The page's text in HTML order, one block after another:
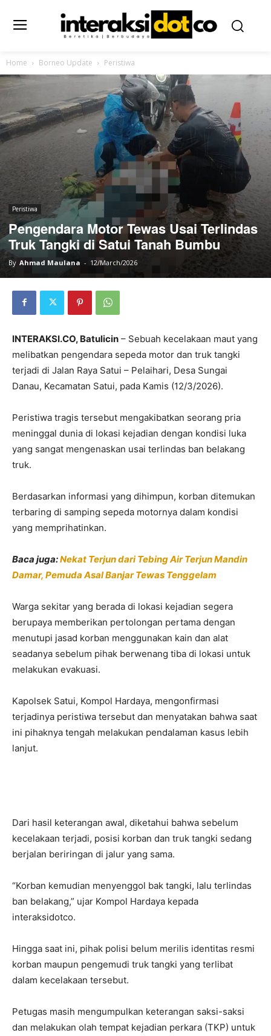
Home Borneo Update Peristiwa
Peristiwa
Pengendara Motor Tewas Usai Terlindas
Truk Tangki di Satui Tanah Bumbu
By Ahmad Maulana - 12/March/2026
INTERAKSI.CO, Batulicin – Sebuah kecelakaan maut yang
melibatkan pengendara sepeda motor dan truk tangki
terjadi di Jalan Raya Satui – Pelaihari, Desa Sungai
Danau, Kecamatan Satui, pada Kamis (12/3/2026).
Peristiwa tragis tersebut mengakibatkan seorang pria
meninggal dunia di lokasi kejadian dengan kondisi luka
yang sangat mengenaskan usai terlindas ban belakang
truk.
Berdasarkan informasi yang dihimpun, korban ditemukan
terbaring di samping sepeda motornya dalam kondisi
yang memprihatinkan.
Baca juga:Nekat Terjun dari Tebing Air Terjun Mandin
Damar, Pemuda Asal Banjar Tewas Tenggelam
Warga sekitar yang berada di lokasi kejadian segera
berupaya memberikan pertolongan pertama dengan
menutupi jasad korban menggunakan kain dan alat
seadanya sebelum pihak berwenang tiba di lokasi untuk
melakukan evakuasi.
Kapolsek Satui, Kompol Hardaya, mengonfirmasi
terjadinya peristiwa tersebut dan menyatakan bahwa saat
ini pihaknya tengah melakukan pendalaman kasus lebih
lanjut.
Dari hasil keterangan awal, diketahui bahwa sebelum
kecelakaan terjadi, posisi korban dan truk tangki sedang
berjalan beriringan di jalur yang sama.
“Korban kemudian menyenggol bak tangki, lalu terlindas
ban belakang,” ujar Kompol Hardaya kepada
interaksidotco.
Hingga saat ini, pihak polisi belum merilis identitas resmi
korban maupun pengemudi truk tangki yang terlibat
dalam kecelakaan tersebut.
Petugas masih mengumpulkan keterangan saksi-saksi
dan melakukan olah tempat kejadian perkara (TKP) untuk